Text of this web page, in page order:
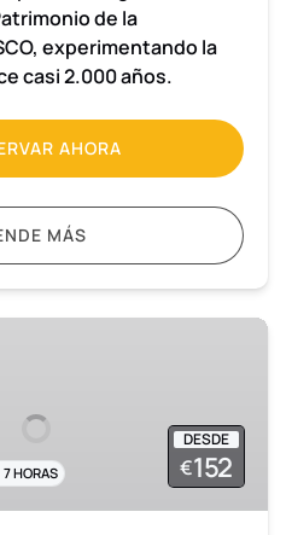
de la
experimentando la
casi 2.000 años.
AHORA
MÁS
DESDE
€152
7 HORAS